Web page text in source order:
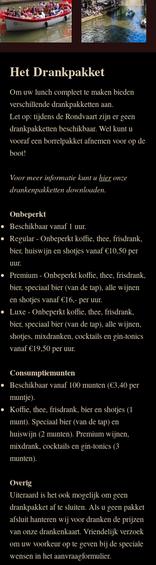
Het Drankpakket
Om uw lunch compleet te maken bieden
verschillende drankpakketten aan.
Let op: tijdens de Rondvaart zijn er geen
drankpakketten beschikbaar. Wel kunt u
vooraf een borrelpakket afnemen voor op de
boot!
Voor meer informatie kunt uhieronze
drankenpakketten downloaden.
Onbeperkt
Beschikbaar vanaf 1 uur.
Regular - Onbeperkt koffie, thee, frisdrank,
bier, huiswijn en shotjes vanaf €10,50 per
uur.
Premium - Onbeperkt koffie, thee, frisdrank,
bier, speciaal bier (van de tap), alle wijnen
en shotjes vanaf €16,- per uur.
Luxe - Onbeperkt koffie, thee, frisdrank,
bier, speciaal bier (van de tap), alle wijnen,
shotjes, mixdranken, cocktails en gin-tonics
vanaf €19,50 per uur.
Consumptiemunten
Beschikbaar vanaf 100 munten (€3,40 per
muntje).
Koffie, thee, frisdrank, bier en shotjes (1
munt). Speciaal bier (van de tap) en
huiswijn (2 munten). Premium wijnen,
mixdrank, cocktails en gin-tonics (3
munten).
Overig
Uiteraard is het ook mogelijk om geen
drankpakket af te sluiten. Als u geen pakket
afsluit hanteren wij voor dranken de prijzen
van onze drankenkaart. Vriendelijk verzoek
om uw voorkeur op te geven bij de speciale
wensen in het aanvraagformulier.